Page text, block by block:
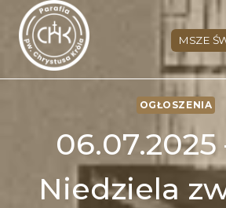
Przejdź
treści
MSZE
OGŁOSZENIA
06.07.2025
Niedziela